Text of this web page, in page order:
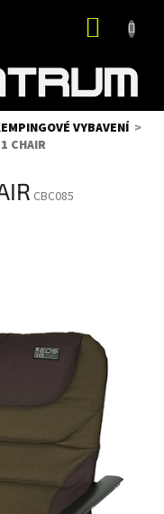
VYBAVENÍ
CHAIR
CBC085